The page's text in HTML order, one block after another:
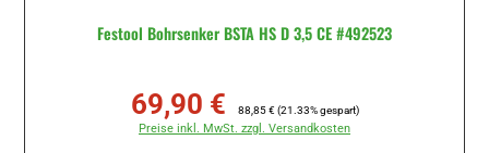
Festool Bohrsenker BSTA HS D 3,5 CE #492523
Verkaufspreis:
69,90 € 88,85 € (21.33% gespart)
Preise inkl. MwSt. zzgl. Versandkosten